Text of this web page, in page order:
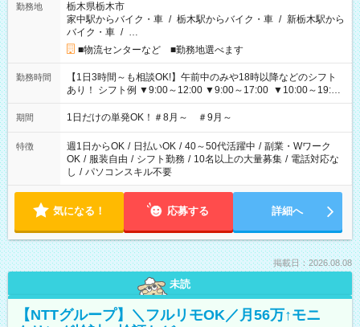
勤務地
栃木県栃木市
家中駅からバイク・車 / 栃木駅からバイク・車 / 新栃木駅から
バイク・車 / …
■物流センターなど ■勤務地選べます
勤務時間
【1日3時間～も相談OK!】午前中のみや18時以降などのシフト
あり！ シフト例 ▼9:00～12:00 ▼9:00～17:00 ▼10:00～19:00
▼18:00～21:00
期間 1日だけの単発OK！＃8月～ ＃9月～
特徴 週1日からOK / 日払いOK / 40～50代活躍中 / 副業・Wワーク
OK / 服装自由 / シフト勤務 / 10名以上の大量募集 / 電話対応な
し / パソコンスキル不要
気になる！ 応募する 詳細へ
掲載日：2026.08.08
未読
【NTTグループ】＼フルリモOK／月56万↑モニ